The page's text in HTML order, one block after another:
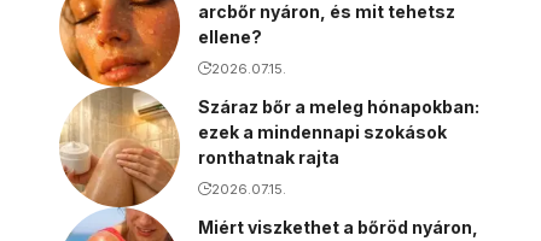
arcbőr nyáron, és mit tehetsz
ellene?
2026.07.15.
Száraz bőr a meleg hónapokban:
ezek a mindennapi szokások
ronthatnak rajta
2026.07.15.
Miért viszkethet a bőröd nyáron,